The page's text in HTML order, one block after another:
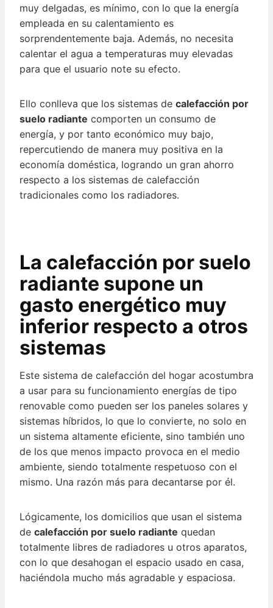
muy delgadas, es mínimo, con lo que la energía
empleada en su calentamiento es
sorprendentemente baja. Además, no necesita
calentar el agua a temperaturas muy elevadas
para que el usuario note su efecto.
Ello conlleva que los sistemas de calefacción por
suelo radiante comporten un consumo de
energía, y por tanto económico muy bajo,
repercutiendo de manera muy positiva en la
economía doméstica, logrando un gran ahorro
respecto a los sistemas de calefacción
tradicionales como los radiadores.
La calefacción por suelo
radiante supone un
gasto energético muy
inferior respecto a otros
sistemas
Este sistema de calefacción del hogar acostumbra
a usar para su funcionamiento energías de tipo
renovable como pueden ser los paneles solares y
sistemas híbridos, lo que lo convierte, no solo en
un sistema altamente eficiente, sino también uno
de los que menos impacto provoca en el medio
ambiente, siendo totalmente respetuoso con el
mismo. Una razón más para decantarse por él.
Lógicamente, los domicilios que usan el sistema
de calefacción por suelo radiante quedan
totalmente libres de radiadores u otros aparatos,
con lo que desahogan el espacio usado en casa,
haciéndola mucho más agradable y espaciosa.